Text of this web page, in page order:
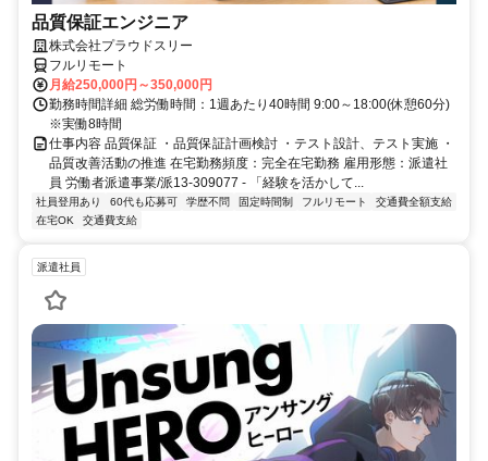
品質保証エンジニア
株式会社プラウドスリー
フルリモート
月給250,000円～350,000円
勤務時間詳細 総労働時間：1週あたり40時間 9:00～18:00(休憩60分)
※実働8時間
仕事内容 品質保証 ・品質保証計画検討 ・テスト設計、テスト実施 ・
品質改善活動の推進 在宅勤務頻度：完全在宅勤務 雇用形態：派遣社
員 労働者派遣事業/派13-309077 - 「経験を活かして...
社員登用あり 60代も応募可 学歴不問 固定時間制 フルリモート
交通費全額支給
在宅OK
交通費支給
派遣社員